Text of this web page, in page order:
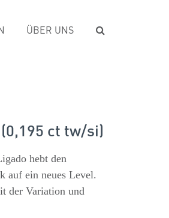
ÜBER UNS
ct tw/si)
hebt den
auf ein neues Level.
der Variation und